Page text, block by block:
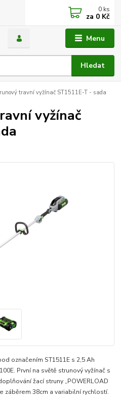
Menu
Hledat
0 ks
za 0 Kč
travní vyžínač ST1511E-T - sada
vyžínač
označením ST1511E s 2,5 Ah
První na světě strunový vyžínač s
žací struny „POWERLOAD
záběrem 38cm a variabilní rychlostí.